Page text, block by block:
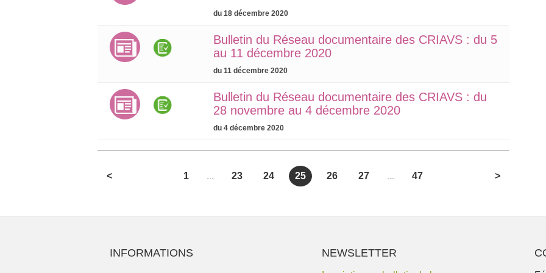
du 18 décembre 2020
Bulletin du Réseau documentaire des CRIAVS : du 5
au 11 décembre 2020
du 11 décembre 2020
Bulletin du Réseau documentaire des CRIAVS : du
28 novembre au 4 décembre 2020
du 4 décembre 2020
< 1 ... 23 24 25 26 27 ... 47 >
INFORMATIONS NEWSLETTER